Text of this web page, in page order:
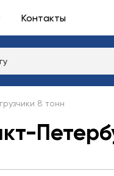
Контакты
8 тонн